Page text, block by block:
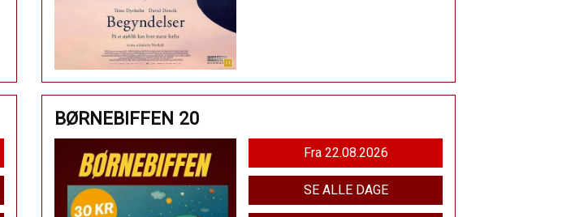
BØRNEBIFFEN 20
Fra 22.08.2026
SE ALLE DAGE